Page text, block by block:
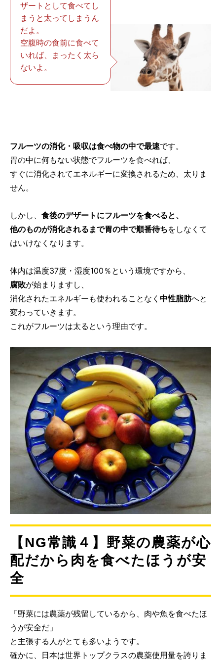
ザートとして食べてし
まうと太ってしまうん
だよ。
空腹時の食前に食べて
いれば、まったく太ら
ないよ。
フルーツの消化・吸収は食べ物の中で最速です。
胃の中に何もない状態でフルーツを食べれば、
すぐに消化されてエネルギーに変換されるため、太りま
せん。
しかし、 食後のデザートにフルーツを食べると、
他のものが消化されるまで胃の中で順番待ちをしなくて
はいけなくなります。
体内は温度37度・湿度100％という環境ですから、
腐敗が始まりますし、
消化されたエネルギーも使われることなく 中性脂肪へと
変わっていきます。
これがフルーツは太るという理由です。
【NG常識４】野菜の農薬が心
配だから肉を食べたほうが安
全
「野菜には農薬が残留しているから、肉や魚を食べたほ
うが安全だ」
と主張する人がとても多いようです。
確かに、日本は世界トップクラスの農薬使用量を誇りま